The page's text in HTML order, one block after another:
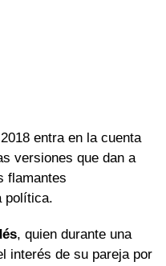
entra en la cuenta
versiones que dan a
flamantes
política.
, quien durante una
interés de su pareja por